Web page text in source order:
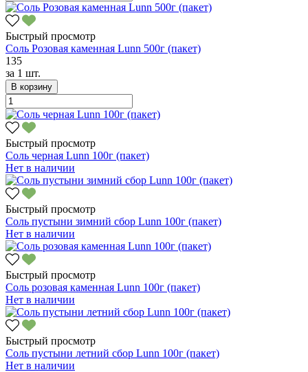
Быстрый просмотр
Соль Розовая каменная Lunn 500г (пакет)
135
за 1 шт.
В корзину
Быстрый просмотр
Соль черная Lunn 100г (пакет)
Нет в наличии
Быстрый просмотр
Соль пустыни зимний сбор Lunn 100г (пакет)
Нет в наличии
Быстрый просмотр
Соль розовая каменная Lunn 100г (пакет)
Нет в наличии
Быстрый просмотр
Соль пустыни летний сбор Lunn 100г (пакет)
Нет в наличии